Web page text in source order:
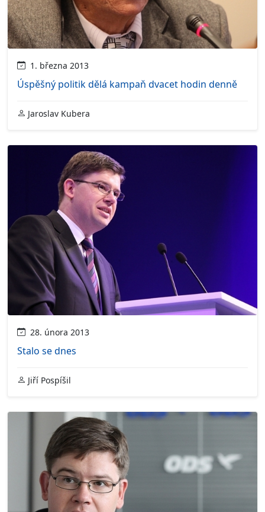
1. března 2013
Úspěšný politik dělá kampaň dvacet hodin denně
Jaroslav Kubera
28. února 2013
Stalo se dnes
Jiří Pospíšil